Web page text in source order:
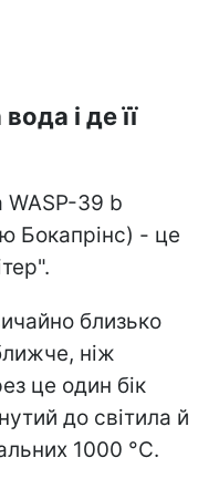
і де її
WASP-39 b
Бокапрінс) - це
близько
ніж
це один бік
до світила й
1000 °C.